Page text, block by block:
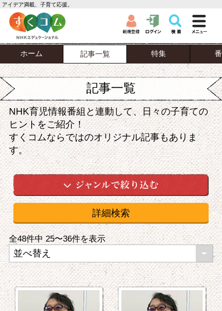
アイデア満載、子育て応援。
ホーム 記事一覧 特集
記事一覧
NHK育児情報番組と連動して、日々の子育ての
ヒントをご紹介！
すくコムならではのオリジナル記事もありま
す。
詳細検索
全48件中25〜36件を表示